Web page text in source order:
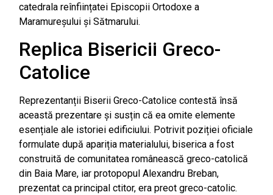
catedrala reînființatei Episcopii Ortodoxe a
Maramureșului și Sătmarului.
Replica Bisericii Greco-
Catolice
Reprezentanții Biserii Greco-Catolice contestă însă
această prezentare și susțin că ea omite elemente
esențiale ale istoriei edificiului. Potrivit poziției oficiale
formulate după apariția materialului, biserica a fost
construită de comunitatea românească greco-catolică
din Baia Mare, iar protopopul Alexandru Breban,
prezentat ca principal ctitor, era preot greco-catolic.